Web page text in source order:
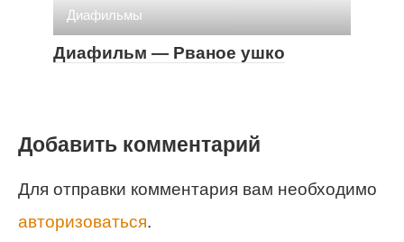
Диафильмы
Диафильм — Рваное ушко
Добавить комментарий
Для отправки комментария вам необходимо
авторизоваться.